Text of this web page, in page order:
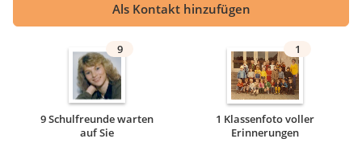
Als Kontakt hinzufügen
9
9 Schulfreunde warten
auf Sie
1
1 Klassenfoto voller
Erinnerungen